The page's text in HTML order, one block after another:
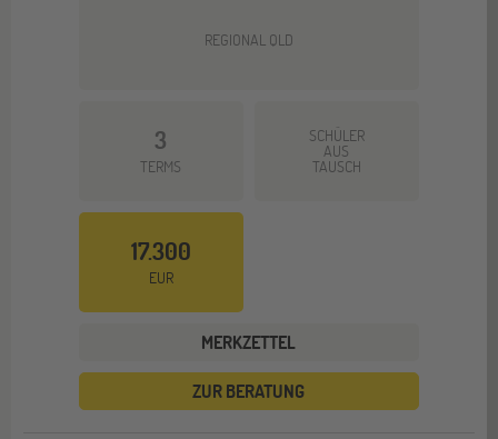
REGIONAL QLD
3
TERMS
SCHÜLER
AUS
TAUSCH
17.300
EUR
MERKZETTEL
ZUR BERATUNG